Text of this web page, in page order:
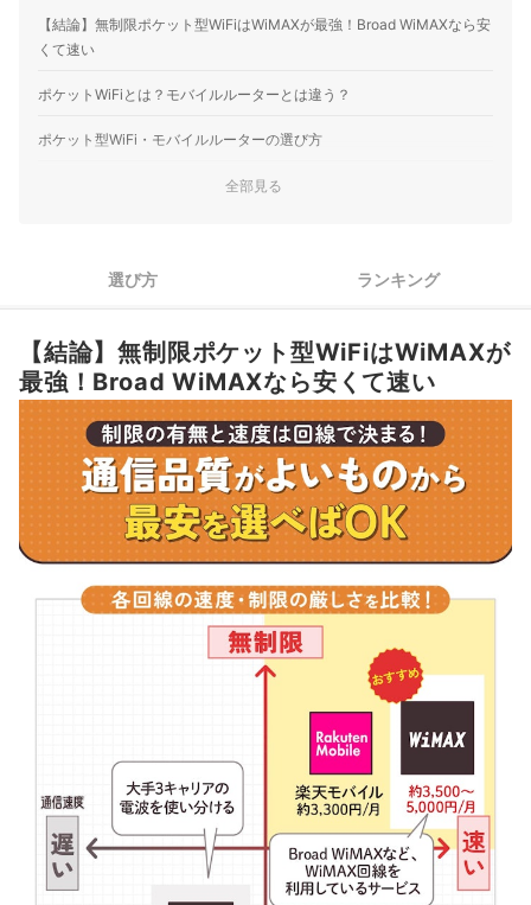
【結論】無制限ポケット型WiFiはWiMAXが最強！Broad WiMAXなら安
くて速い
ポケットWiFiとは？モバイルルーターとは違う？
ポケット型WiFi・モバイルルーターの選び方
データ容量に制限があるポケット型WiFiに注意しよう！
無制限ポケット型WiFi・モバイルルーター全7選おすすめ人気ランキン
グ
無制限のポケット型WiFiは本当にデータ容量無制限で使える？
無制限ポケット型WiFiはレンタルと購入のどちらがお得？
海外で使える無制限ポケット型WiFiはある？
無制限ポケット型WiFiの月額料金の相場は？どんな人におすすめ？
無制限ポケット型WiFiを買うならどこで買うべき？
無制限のポケット型WiFiの申し込みから利用開始までの流れは？
無制限のポケット型WiFiで契約期間縛りなしのものはある？
無制限のポケット型WiFiで口座振替で支払えるものはある？
無制限ポケット型WiFiで5G対応のものはある？
ポケット型WiFiは最短いつ届く？引っ越し先でも使える？
全部見る
選び方 ランキング
【結論】無制限ポケット型WiFiはWiMAXが
最強！Broad WiMAXなら安くて速い